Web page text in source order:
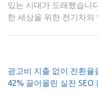
있는 시대가 도래했습니
한 세상을 위한 전기차의
글
탐
광고비 지출 없이 전환율
42% 끌어올린 실전 SEO